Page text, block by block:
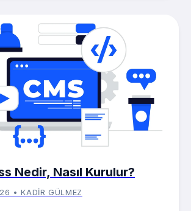
Nedir, Nasıl Kurulur?
• KADIR GÜLMEZ